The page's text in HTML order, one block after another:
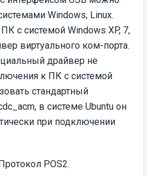
Windows, Linux.
с системой Windows XP, 7,
виртуального ком-порта.
драйвер не
к ПК с системой
стандартный
в системе Ubuntu он
при подключении
POS2.